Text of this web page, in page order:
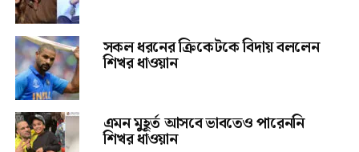
সকল ধরনের ক্রিকেটকে বিদায় বললেন
শিখর ধাওয়ান
এমন মুহূর্ত আসবে ভাবতেও পারেননি
শিখর ধাওয়ান